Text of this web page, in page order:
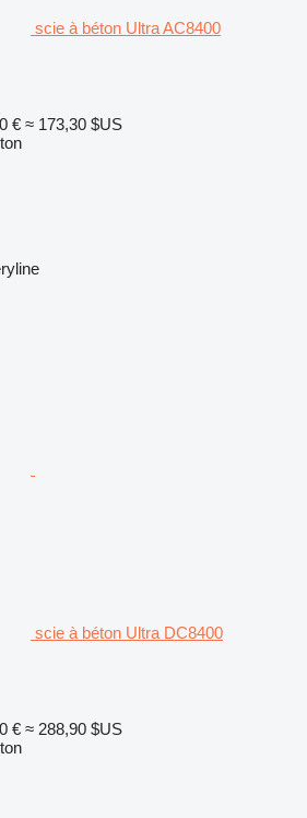
scie à béton Ultra AC8400
€ ≈ 173,30 $US
scie à béton Ultra DC8400
€ ≈ 288,90 $US